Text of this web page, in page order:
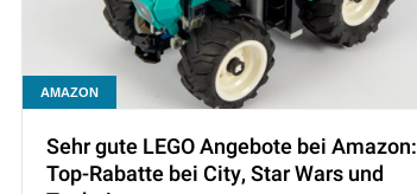
AMAZON
Sehr gute LEGO Angebote bei Amazon:
Top-Rabatte bei City, Star Wars und